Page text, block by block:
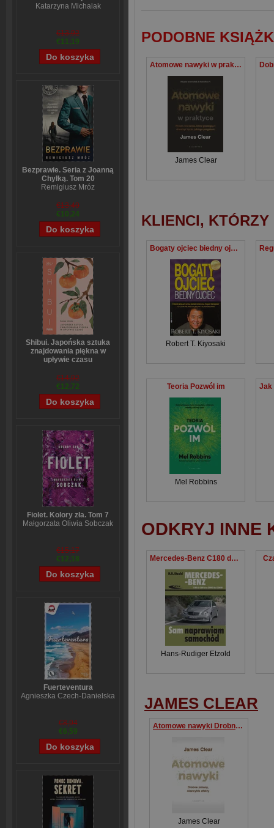
Katarzyna Michalak
€13,92
€11,19
Bezprawie. Seria z Joanną
Chyłką. Tom 20
Remigiusz Mróz
€13,40
€10,24
Shibui. Japońska sztuka
znajdowania piękna w
upływie czasu
€14,92
€12,72
Fiolet. Kolory zła. Tom 7
Małgorzata Oliwia Sobczak
€15,17
€12,18
Fuerteventura
Agnieszka Czech-Danielska
€8,94
€6,59
PODOBNE
Atomowe nawyki w praktyce. Proste ćwiczenia, które pomogą ci stworzyć życie, jakiego pragniesz
James Clear
KLIENCI,
Bogaty ojciec biedny ojciec czego bogaci uczą swoje dzieci na temat pieniędzy i o czym nie wiedzą biedni i klasa średnia
Robert T. Kiyosaki
Teoria Pozwól im
Mel Robbins
ODKRYJ INNE
Mercedes-Benz C180 do C350 oraz C200CDI do C320CDI
Hans-Rudiger Etzold
JAMES CLEAR
Atomowe nawyki Drobne zmiany, niezwykłe efekty
James Clear